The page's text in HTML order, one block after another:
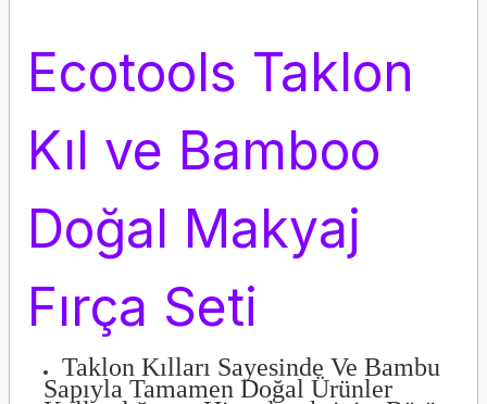
Ecotools Taklon
Kıl ve Bamboo
Doğal Makyaj
Fırça Seti
Taklon Kılları Sayesinde Ve Bambu
Sapıyla Tamamen Doğal Ürünler